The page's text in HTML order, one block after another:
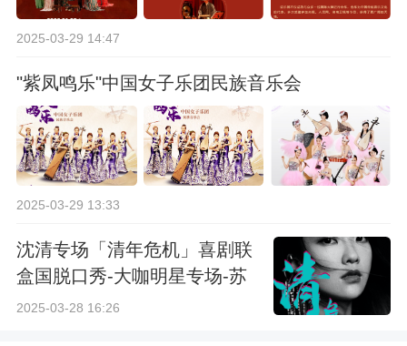
2025-03-29 14:47
"紫凤鸣乐"中国女子乐团民族音乐会
2025-03-29 13:33
沈清专场「清年危机」喜剧联
盒国脱口秀-大咖明星专场-苏
州站
2025-03-28 16:26